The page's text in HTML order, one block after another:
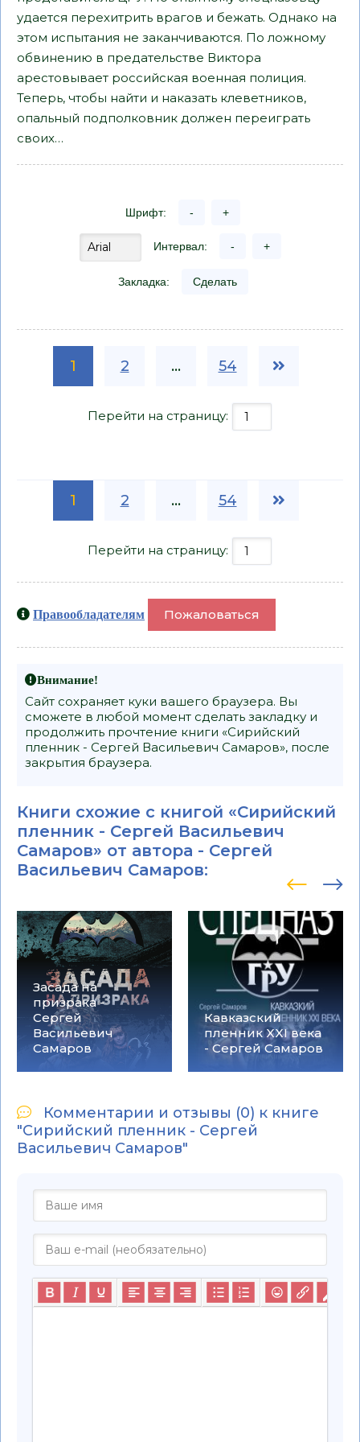
удается перехитрить врагов и бежать. Однако на
этом испытания не заканчиваются. По ложному
обвинению в предательстве Виктора
арестовывает российская военная полиция.
Теперь, чтобы найти и наказать клеветников,
опальный подполковник должен переиграть
своих…
Шрифт: - +
Интервал: - +
Закладка: Сделать
1 2 ... 54
Перейти на страницу:
1 2 ... 54
Перейти на страницу:
Правообладателям Пожаловаться
Внимание!
Сайт сохраняет куки вашего браузера. Вы
сможете в любой момент сделать закладку и
продолжить прочтение книги «Сирийский
пленник - Сергей Васильевич Самаров», после
закрытия браузера.
Книги схожие с книгой «Сирийский
пленник - Сергей Васильевич
Самаров» от автора - Сергей
Васильевич Самаров:
Засада на
призрака -
Сергей
Васильевич
Самаров
Кавказский
пленник XXI века
- Сергей Самаров
Комментарии и отзывы (0) к книге
"Сирийский пленник - Сергей
Васильевич Самаров"